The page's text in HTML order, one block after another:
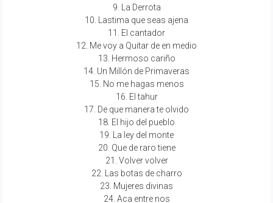
9. La Derrota
10. Lastima que seas ajena
11. El cantador
12. Me voy a Quitar de en medio
13. Hermoso cariño
14. Un Millón de Primaveras
15. No me hagas menos
16. El tahur
17. De que manera te olvido
18. El hijo del pueblo
19. La ley del monte
20. Que de raro tiene
21. Volver volver
22. Las botas de charro
23. Mujeres divinas
24. Aca entre nos